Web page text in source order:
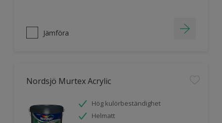
Jämföra
Nordsjö Murtex Acrylic
Hög kulörbeständighet
Helmatt